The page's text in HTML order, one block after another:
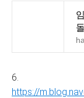
6.
https://